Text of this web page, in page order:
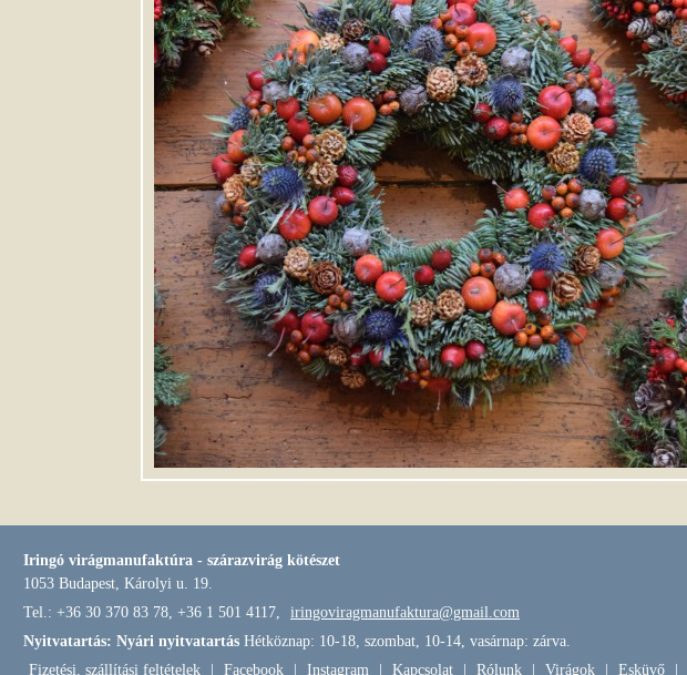
Iringó virágmanufaktúra - szárazvirág kötészet
1053 Budapest, Károlyi u. 19.
Tel.: +36 30 370 83 78, +36 1 501 4117,
iringoviragmanufaktura@gmail.com
Nyitvatartás: Nyári nyitvatartás Hétköznap: 10-18, szombat, 10-14, vasárnap: zárva.
Fizetési, szállítási feltételek
Facebook Instagram Kapcsolat Rólunk Virágok Esküvő